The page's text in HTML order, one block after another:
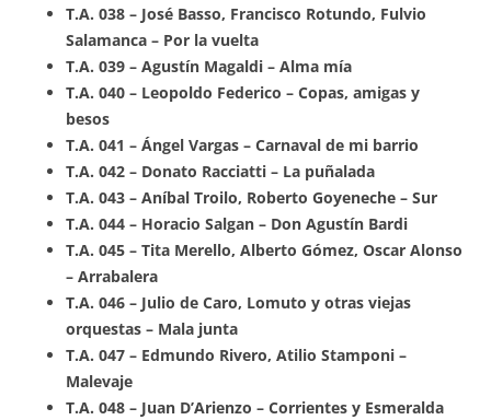
T.A. 038 – José Basso, Francisco Rotundo, Fulvio
Salamanca – Por la vuelta
T.A. 039 – Agustín Magaldi – Alma mía
T.A. 040 – Leopoldo Federico – Copas, amigas y
besos
T.A. 041 – Ángel Vargas – Carnaval de mi barrio
T.A. 042 – Donato Racciatti – La puñalada
T.A. 043 – Aníbal Troilo, Roberto Goyeneche – Sur
T.A. 044 – Horacio Salgan – Don Agustín Bardi
T.A. 045 – Tita Merello, Alberto Gómez, Oscar Alonso
– Arrabalera
T.A. 046 – Julio de Caro, Lomuto y otras viejas
orquestas – Mala junta
T.A. 047 – Edmundo Rivero, Atilio Stamponi –
Malevaje
T.A. 048 – Juan D’Arienzo – Corrientes y Esmeralda